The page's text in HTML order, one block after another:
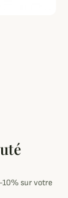
10% sur votre